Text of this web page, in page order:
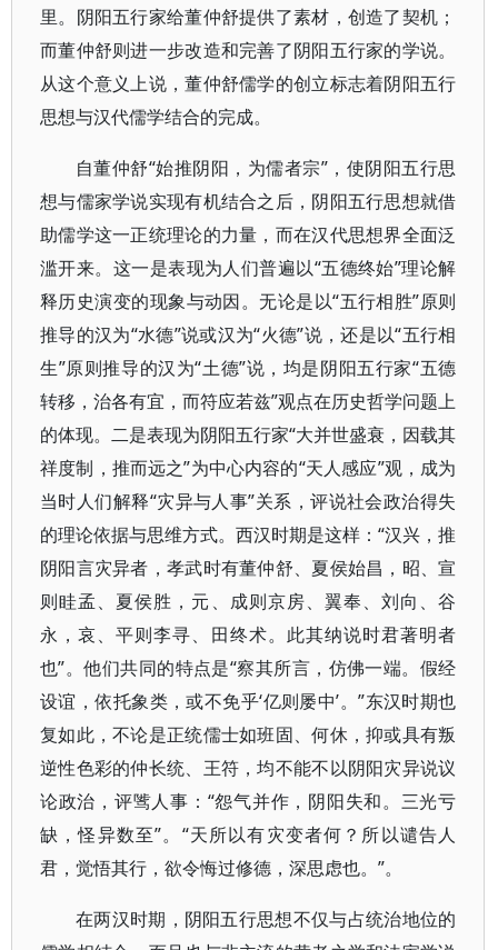
里。阴阳五行家给董仲舒提供了素材，创造了契机；
而董仲舒则进一步改造和完善了阴阳五行家的学说。
从这个意义上说，董仲舒儒学的创立标志着阴阳五行
思想与汉代儒学结合的完成。
自董仲舒“始推阴阳，为儒者宗”，使阴阳五行思
想与儒家学说实现有机结合之后，阴阳五行思想就借
助儒学这一正统理论的力量，而在汉代思想界全面泛
滥开来。这一是表现为人们普遍以“五德终始”理论解
释历史演变的现象与动因。无论是以“五行相胜”原则
推导的汉为“水德”说或汉为“火德”说，还是以“五行相
生”原则推导的汉为“土德”说，均是阴阳五行家“五德
转移，治各有宜，而符应若兹”观点在历史哲学问题上
的体现。二是表现为阴阳五行家“大并世盛衰，因载其
祥度制，推而远之”为中心内容的“天人感应”观，成为
当时人们解释“灾异与人事”关系，评说社会政治得失
的理论依据与思维方式。西汉时期是这样：“汉兴，推
阴阳言灾异者，孝武时有董仲舒、夏侯始昌，昭、宣
则眭孟、夏侯胜，元、成则京房、翼奉、刘向、谷
永，哀、平则李寻、田终术。此其纳说时君著明者
也”。他们共同的特点是“察其所言，仿佛一端。假经
设谊，依托象类，或不免乎‘亿则屡中’。”东汉时期也
复如此，不论是正统儒士如班固、何休，抑或具有叛
逆性色彩的仲长统、王符，均不能不以阴阳灾异说议
论政治，评骘人事：“怨气并作，阴阳失和。三光亏
缺，怪异数至”。“天所以有灾变者何？所以谴告人
君，觉悟其行，欲令悔过修德，深思虑也。”。
在两汉时期，阴阳五行思想不仅与占统治地位的